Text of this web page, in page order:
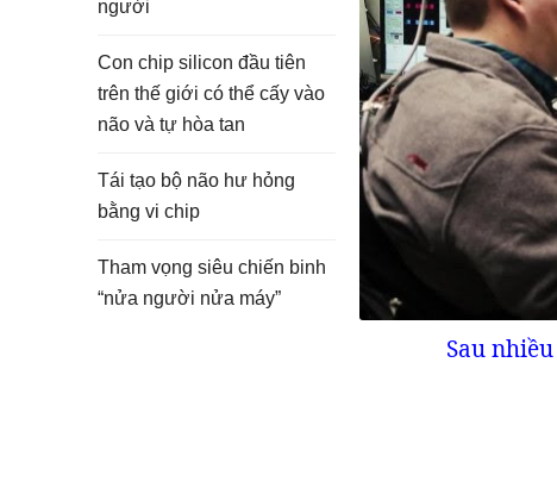
Sau
người
Con chip silicon đầu tiên
trên thế giới có thể cấy vào
não và tự hòa tan
Tái tạo bộ não hư hỏng
bằng vi chip
Tham vọng siêu chiến binh
“nửa người nửa máy”